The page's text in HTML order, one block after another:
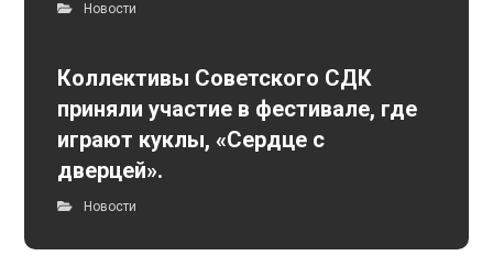
Новости
Коллективы Советского СДК
приняли участие в фестивале, где
играют куклы, «Сердце с
дверцей».
Новости